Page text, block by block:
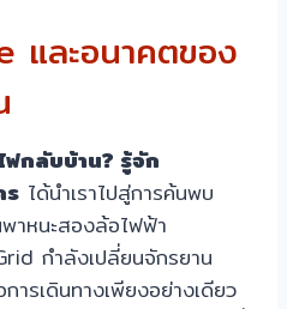
และอนาคตของ
ฟกลับบ้าน? รู้จัก
ร ได้นำเราไปสู่การค้นพบ
าหนะสองล้อไฟฟ้า
กำลังเปลี่ยนจักรยาน
ารเดินทางเพียงอย่างเดียว